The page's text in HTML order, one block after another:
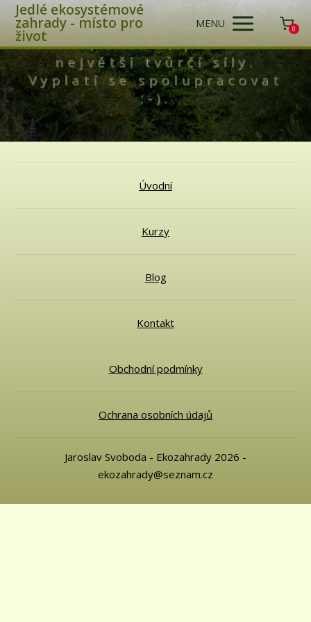
Jedlé ekosystémové
zahrady - místo pro
život
MENU 0
Láska, světlo, příroda -
největší tvůrčí síly.
Vyplatí se spolupracovat
:-).
Úvodní
Kurzy
Blog
Kontakt
Obchodní podmínky
Ochrana osobních údajů
Jaroslav Svoboda - Ekozahrady 2026 -
ekozahrady@seznam.cz